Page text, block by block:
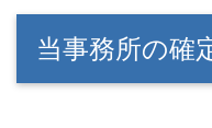
当事務所の確